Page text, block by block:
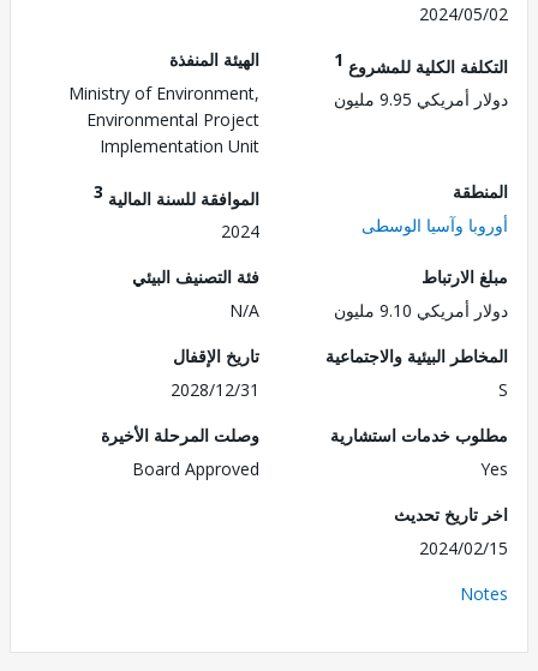
2024/
الكلية للمشروع1
9.95 مليون
الهيئة المنفذة
Ministry of Environment,
Environmental Project
Implementation Unit
وآسيا الوسطى
الموافقة للسنة المالية3
9.10 مليون
فئة التصنيف البيئي
البيئية والاجتماعية
تاريخ الإقفال
2028/12/31
خدمات استشارية
وصلت المرحلة الأخيرة
Board Approved
تحديث
2024/